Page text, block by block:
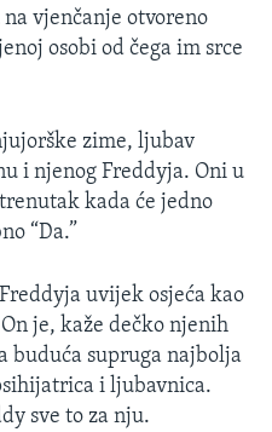
vjenčanje otvoreno
osobi od čega im srce
zime, ljubav
i njenog Freddyja. Oni u
kada će jedno
“Da.”
uvijek osjeća kao
je, kaže dečko njenih
buduća supruga najbolja
i ljubavnica.
sve to za nju.